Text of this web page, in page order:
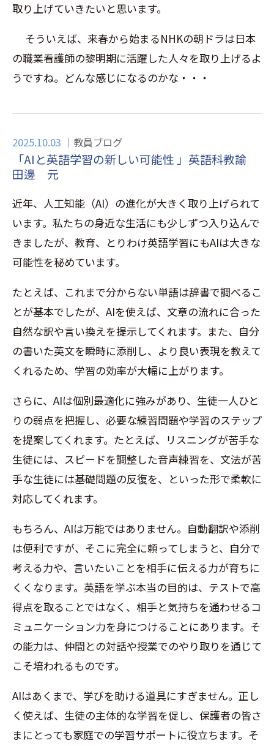
取り上げていきたいと思います。
そういえば、来春から始まるNHKの朝ドラは日本
の職業看護師の黎明期に活躍した人々を取り上げるよ
うですね。どんな感じになるのかな・・・
2025.10.03 教員ブログ
「AIと英語学習の新しい可能性 」英語科教諭
田邊 元
近年、人工知能（AI）の進化が大きく取り上げられて
います。私たちの身近な生活にも少しずつ入り込んで
きましたが、教育、とりわけ英語学習にもAIは大きな
可能性を秘めています。
たとえば、これまで分からない単語は辞書で調べるこ
とが基本でしたが、 AIを使えば、 文章の流れに合った
自然な訳や言い換えを提示してくれます。また、自分
の書いた英文を瞬時に添削し、より良い表現を教えて
くれるため、学習の効率が大幅に上がります。
さらに、 AIは個別最適化に強みがあり、生徒一人ひと
りの弱点を把握し、必要な練習問題や学習のステップ
を提案してくれます。たとえば、リスニングが苦手な
生徒には、スピードを調整した音声練習を、文法が苦
手な生徒には基礎問題の反復を、といった形で柔軟に
対応してくれます。
もちろん、 AIは万能ではありません。自動翻訳や添削
は便利ですが、そこに完全に頼ってしまうと、 自分で
考える力や、言いたいことを相手に伝える力が育ちに
くくなります。英語を学ぶ本当の目的は、テストで高
得点を取ることではなく、相手と気持ちを通わせるコ
ミュニケーション力を身につけることにあります。そ
の能力は、仲間との対話や授業でのやり取りを通じて
こそ培われるものです。
AIはあくまで、 学びを助ける道具にすぎません。正し
く使えば、 生徒の主体的な学習を促し、保護者の皆さ
まにとっても家庭での学習サポートに役立ちます。そ